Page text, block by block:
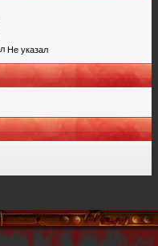
Не указал